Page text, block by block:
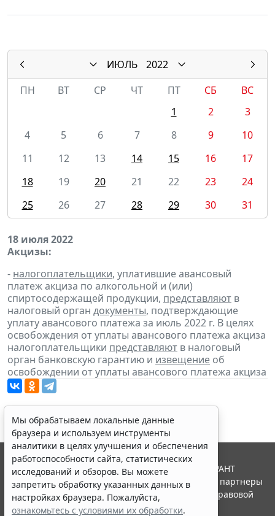
ИЮЛЬ
2022
ПН
ВТ СР ЧТ ПТ СБ
ВС
1
2
3
4
5 6 7 8 9
10
11
12 13 14 15 16
17
18
19 20 21 22 23
24
25
26 27 28 29 30 31
18 июля 2022
Акцизы:
- налогоплательщики, уплатившие авансовый
платеж акциза по алкогольной и (или)
спиртосодержащей продукции, представляют в
налоговый орган документы, подтверждающие
уплату авансового платежа за июль 2022 г. В целях
освобождения от уплаты авансового платежа акциза
налогоплательщики представляют в налоговый
орган банковскую гарантию и извещение об
освобождении от уплаты авансового платежа акциза
Мы обрабатываем локальные данные
браузера и используем инструменты
аналитики в целях улучшения и обеспечения
работоспособности сайта, статистических
исследований и обзоров. Вы можете
запретить обработку указанных данных в
настройках браузера. Пожалуйста,
ознакомьтесь с условиями их обработки.
© ООО "НПП "ГАРАНТ-СЕРВИС", 2026. Система ГАРАНТ
выпускается с 1990 года. Компания "Гарант" и ее партнеры
являются участниками Российской ассоциации правовой
информации ГАРАНТ.